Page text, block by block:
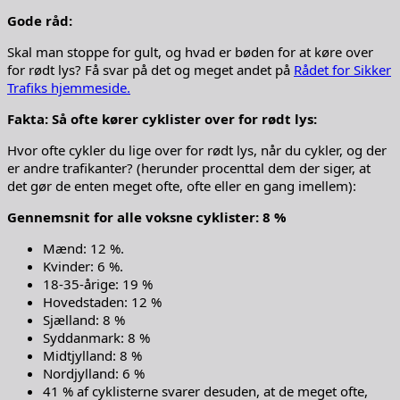
Gode råd:
Skal man stoppe for gult, og hvad er bøden for at køre over
for rødt lys? Få svar på det og meget andet på Rådet for Sikker
Trafiks hjemmeside.
Fakta: Så ofte kører cyklister over for rødt lys:
Hvor ofte cykler du lige over for rødt lys, når du cykler, og der
er andre trafikanter? (herunder procenttal dem der siger, at
det gør de enten meget ofte, ofte eller en gang imellem):
Gennemsnit for alle voksne cyklister: 8 %
Mænd: 12 %.
Kvinder: 6 %.
18-35-årige: 19 %
Hovedstaden: 12 %
Sjælland: 8 %
Syddanmark: 8 %
Midtjylland: 8 %
Nordjylland: 6 %
41 % af cyklisterne svarer desuden, at de meget ofte,